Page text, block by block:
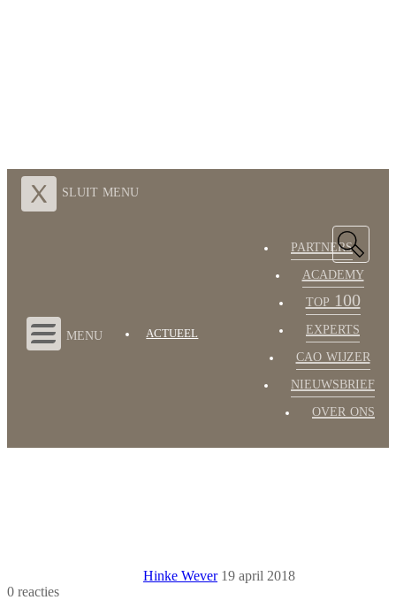
sluit menu
menu ACTUEEL
partners
academy
top 100
experts
cao wijzer
nieuwsbrief
over ons
Hinke Wever 19 april 2018
0 reacties